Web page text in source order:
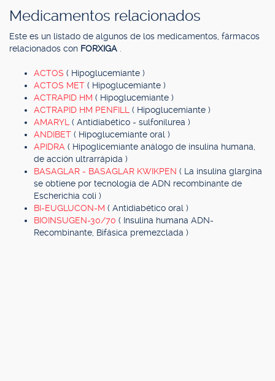
Medicamentos relacionados
Este es un listado de algunos de los medicamentos, fármacos
relacionados con FORXIGA
ACTOS ( Hipoglucemiante )
ACTOS MET ( Hipoglucemiante )
ACTRAPID HM ( Hipoglucemiante )
ACTRAPID HM PENFILL ( Hipoglucemiante )
AMARYL ( Antidiabético - sulfonilurea )
ANDIBET ( Hipoglucemiante oral )
APIDRA ( Hipoglicemiante análogo de insulina humana,
de acción ultrarrápida )
BASAGLAR - BASAGLAR KWIKPEN ( La insulina glargina
se obtiene por tecnología de ADN recombinante de
Escherichia coli )
BI-EUGLUCON-M ( Antidiabético oral )
BIOINSUGEN-30/70 ( Insulina humana ADN-
Recombinante, Bifásica premezclada )